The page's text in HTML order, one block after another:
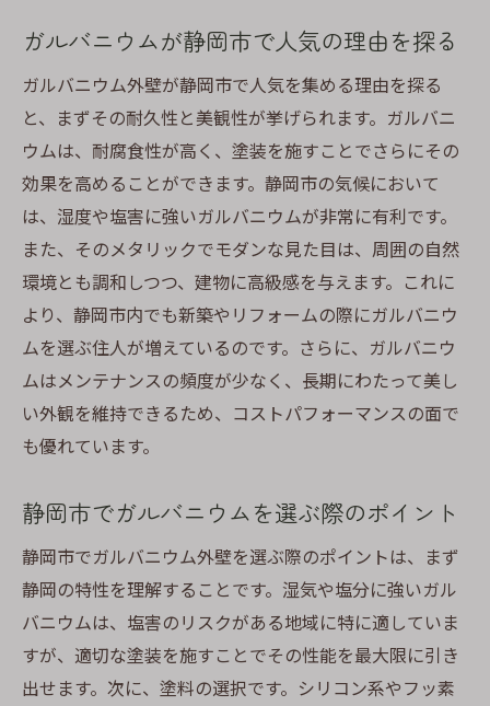
静岡市の環境に適した外壁ケアのテクニッ
ク
ガルバニウムの魅力を引き出す光と影の使
い方
季節ごとのガルバニウム外壁の手入れ方法
プロが教えるガルバニウム外壁の美観維持
術
静岡市の外壁塗装におけるガルバニウム素材の
魅力と施工例
ガルバニウムの基本特性と静岡市での利用
事例
魅力あるガルバニウム外壁の施工例を紹介
び
ガルバニウムのデザイン性と静岡市の住宅
事例
施工事例から見るガルバニウムの可能性
ガルバニウムによる外壁リフォームの実例
集
ガルバニウムが静岡市で人気の理由を探る
ガルバニウム外壁が静岡市で人気を集める理由を探る
と、まずその耐久性と美観性が挙げられます。ガルバニ
ウムは、耐腐食性が高く、塗装を施すことでさらにその
効果を高めることができます。静岡市の気候において
は、湿度や塩害に強いガルバニウムが非常に有利です。
また、そのメタリックでモダンな見た目は、周囲の自然
環境とも調和しつつ、建物に高級感を与えます。これに
より、静岡市内でも新築やリフォームの際にガルバニウ
ムを選ぶ住人が増えているのです。さらに、ガルバニウ
ムはメンテナンスの頻度が少なく、長期にわたって美し
い外観を維持できるため、コストパフォーマンスの面で
も優れています。
静岡市でガルバニウムを選ぶ際のポイント
静岡市でガルバニウム外壁を選ぶ際のポイントは、まず
静岡の特性を理解することです。湿気や塩分に強いガル
バニウムは、塩害のリスクがある地域に特に適していま
すが、適切な塗装を施すことでその性能を最大限に引き
出せます。次に、塗料の選択です。シリコン系やフッ素